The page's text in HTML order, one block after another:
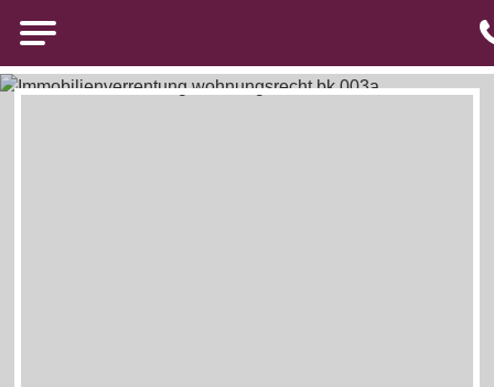
Brigitte Kürten Immobilien